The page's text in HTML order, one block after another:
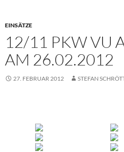
EINSÄTZE
12/11 PKW VU
AM 26.02.2012
27. FEBRUAR 2012 STEFAN